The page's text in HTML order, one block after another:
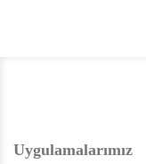
Uygulamalarımız